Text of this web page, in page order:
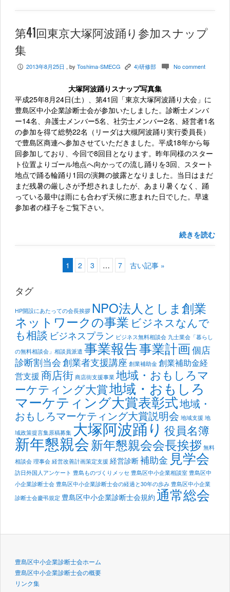
第41回東京大塚阿波踊り参加スナップ
集
P 2013年8月25日 , by Toshima-SMECG K 4)研修部 c No comment
大塚阿波踊りスナップ写真集
平成25年8月24日(土）、第41回「東京大塚阿波踊り大会」に
豊島区中小企業診断士会が参加いたしました。診断士メンバ
ー14名、弁護士メンバー5名、社労士メンバー2名、経営者1名
の参加を得て総勢22名（リーダは大槻阿波踊り実行委員長）
で豊島区商連へ参加させていただきました。平成18年から毎
回参加しており、今回で8回目となります。昨年同様のスター
ト位置よりゴール地点へ向かっての流し踊りを3回、スタート
地点で踊る輪踊り1回の演舞の披露となりました。当日はまだ
まだ残暑の厳しさが予想されましたが、あまり暑くなく、踊
っている最中は雨にも合わず天候に恵まれた日でした。早速
参加者の様子をご覧下さい。
続きを読む
1 2 3 … 7 古い記事 »
タグ
HP開設にあたっての会長挨拶 NPO法人としま創業
ネットワークの事業 ビジネスなんで
も相談 ビジネスプラン ビジネス無料相談会 九士業会「暮らし
の無料相談会」相談員派遣 事業報告事業計画個店
診断割当会創業者支援講座 創業補助金 創業補助金経
営支援商店街 商店街支援事業 地域・おもしろマ
ーケティング大賞地域・おもしろ
マーケティング大賞表彰式地域・
おもしろマーケティング大賞説明会 地域支援 地
域政策提言集原稿募集 大塚阿波踊り役員名簿
新年懇親会新年懇親会会長挨拶 無料
相談会 理事会 経営改善計画策定支援 経営診断補助金 見学会
訪日外国人アンケート 豊島ものづくりメッセ 豊島区中小企業相談室 豊島区中
小企業診断士会 豊島区中小企業診断士会の経過と30年の歩み 豊島区中小企業
診断士会慶弔規定 豊島区中小企業診断士会規約 通常総会
豊島区中小企業診断士会ホーム
豊島区中小企業診断士会の概要
リンク集